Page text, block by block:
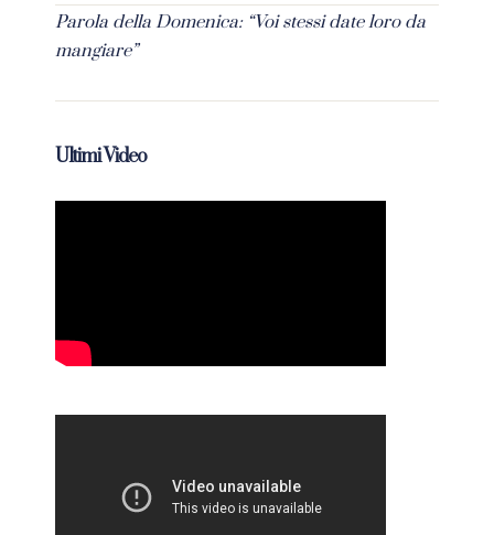
Parola della Domenica: “Voi stessi date loro da
mangiare”
Ultimi Video